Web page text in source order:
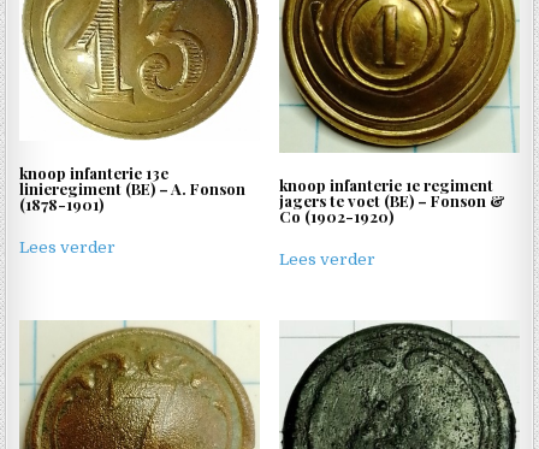
knoop infanterie 13e
linieregiment (BE) – A. Fonson
(1878-1901)
Lees verder
knoop infanterie 1e regiment
jagers te voet (BE) – Fonson &
Co (1902-1920)
Lees verder